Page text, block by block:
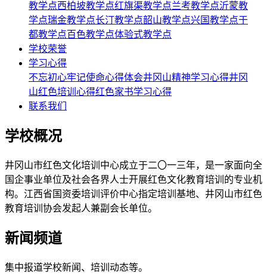
教学点西柏坡教学点红旗渠教学点兰考教学点沂蒙教
学点瑞金教学点长汀教学点韶山教学点兴国教学点于
都教学点百色教学点体验式教学点
学校荣誉
学习心得
不忘初心牢记使命心得体会井冈山精神学习心得井冈
山红色培训心得红色家书学习心得
联系我们
学校概况
井冈山市红色文化培训中心成立于二〇一三年，是一家面向全
国企事业单位及社会各界人士开展红色文化教育培训的专业机
构。江西省国资委培训评价中心指定培训基地、井冈山市红色
教育培训协会发起人兼副会长单位。
新闻频道
集中报道学校新闻、培训动态等。